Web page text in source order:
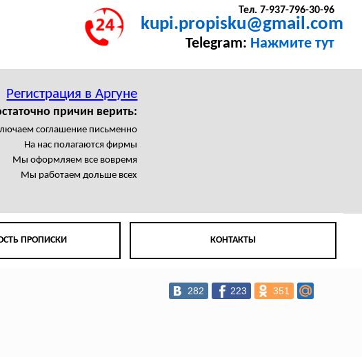
Тел. 7-937-796-30-96
kupi.propisku@gmail.com
Telegram: Нажмите тут
Регистрация в Аргуне
причин верить:
соглашение письменно
На нас полагаются фирмы
Мы оформляем все вовремя
Мы работаем дольше всех
ПРОПИСКИ КОНТАКТЫ
282 223 351